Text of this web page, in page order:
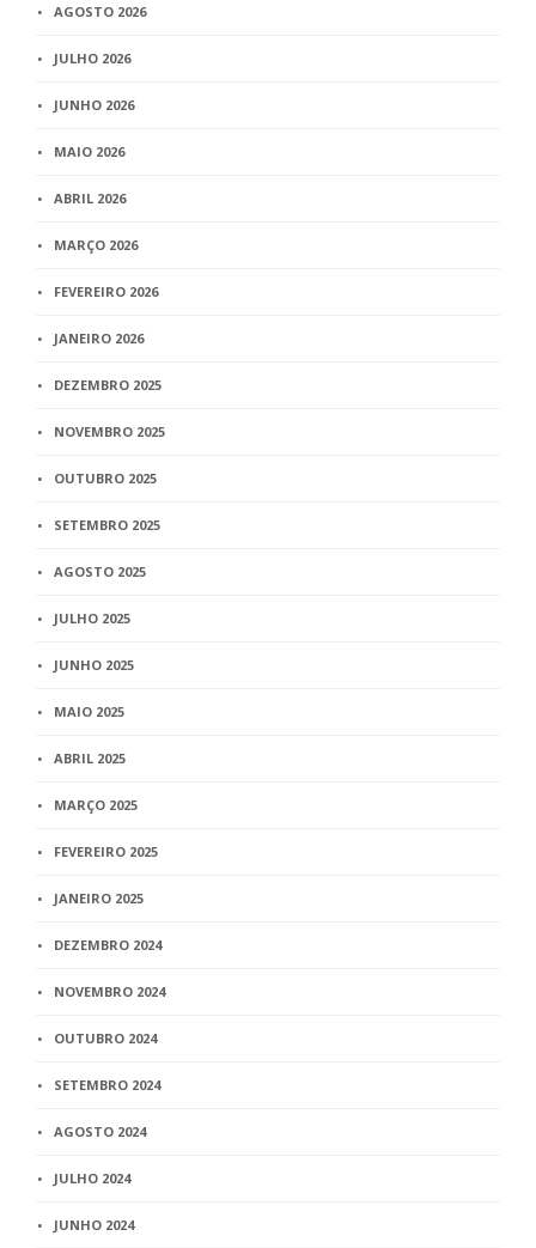
AGOSTO 2026
JULHO 2026
JUNHO 2026
MAIO 2026
ABRIL 2026
MARÇO 2026
FEVEREIRO 2026
JANEIRO 2026
DEZEMBRO 2025
NOVEMBRO 2025
OUTUBRO 2025
SETEMBRO 2025
AGOSTO 2025
JULHO 2025
JUNHO 2025
MAIO 2025
ABRIL 2025
MARÇO 2025
FEVEREIRO 2025
JANEIRO 2025
DEZEMBRO 2024
NOVEMBRO 2024
OUTUBRO 2024
SETEMBRO 2024
AGOSTO 2024
JULHO 2024
JUNHO 2024